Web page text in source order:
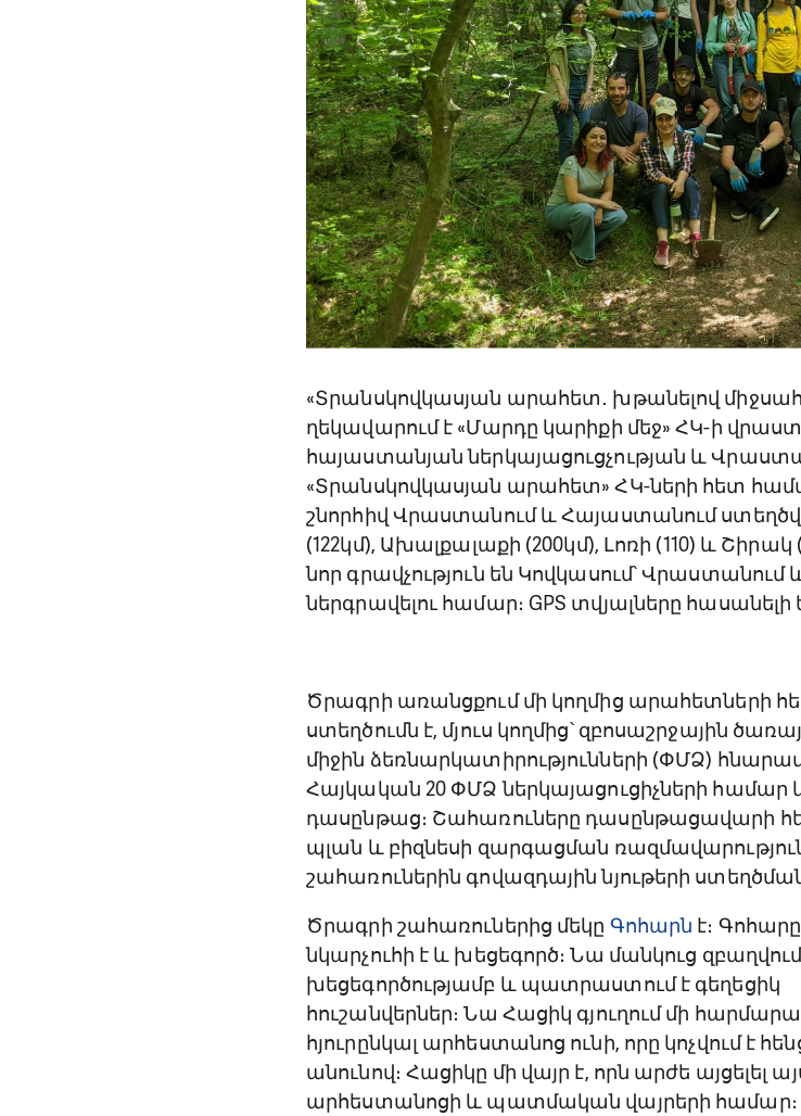
«Տրանսկովկասյան արահետ․ խթանելով
ղեկավարում է «Մարդը կարիքի մեջ» ՀԿ-ի
հայաստանյան ներկայացուցչության և
«Տրանսկովկասյան արահետ» ՀԿ-ների հետ
շնորհիվ Վրաստանում և Հայաստանում
(122կմ), Ախալքալաքի (200կմ), Լոռի (110) և
նոր գրավչություն են Կովկասում՝ Վրաստանում
ներգրավելու համար։ GPS տվյալները հասանելի
Ծրագրի առանցքում մի կողմից արահետների
ստեղծումն է, մյուս կողմից՝ զբոսաշրջային
միջին ձեռնարկատիրությունների (ՓՄՁ)
Հայկական 20 ՓՄՁ ներկայացուցիչների համար
դասընթաց։ Շահառուները դասընթացավարի
պլան և բիզնեսի զարգացման
շահառուներին գովազդային նյութերի
Ծրագրի շահառուներից մեկը Գոհարն է։ Գոհարը
նկարչուհի է և խեցեգործ։ Նա մանկուց
խեցեգործությամբ և պատրաստում է գեղեցիկ
հուշանվերներ։ Նա Հացիկ գյուղում մի
հյուրընկալ արհեստանոց ունի, որը կոչվում է
անունով։ Հացիկը մի վայր է, որն արժե այցելել
արհեստանոցի և պատմական վայրերի համար։